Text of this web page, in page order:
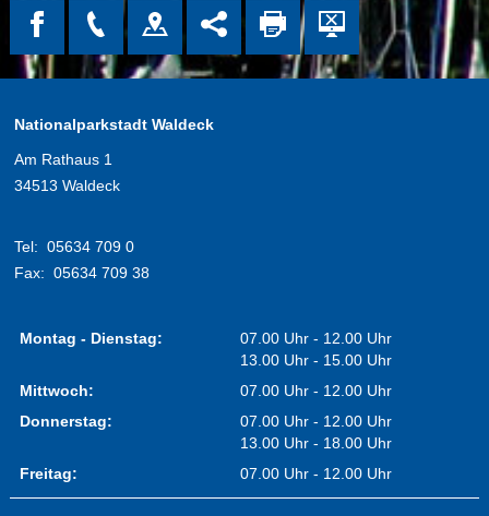
Nationalparkstadt Waldeck
Am Rathaus 1
34513 Waldeck
Tel: 05634 709 0
Fax: 05634 709 38
Montag - Dienstag:
07.00 Uhr - 12.00 Uhr
13.00 Uhr - 15.00 Uhr
Mittwoch:
07.00 Uhr - 12.00 Uhr
Donnerstag:
07.00 Uhr - 12.00 Uhr
13.00 Uhr - 18.00 Uhr
Freitag:
07.00 Uhr - 12.00 Uhr